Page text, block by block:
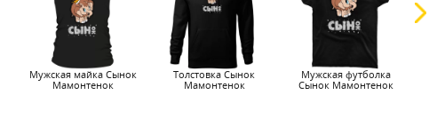
Мужская майка Сынок
Мамонтенок
Толстовка Сынок
Мамонтенок
Мужская футболка
Сынок Мамонтенок